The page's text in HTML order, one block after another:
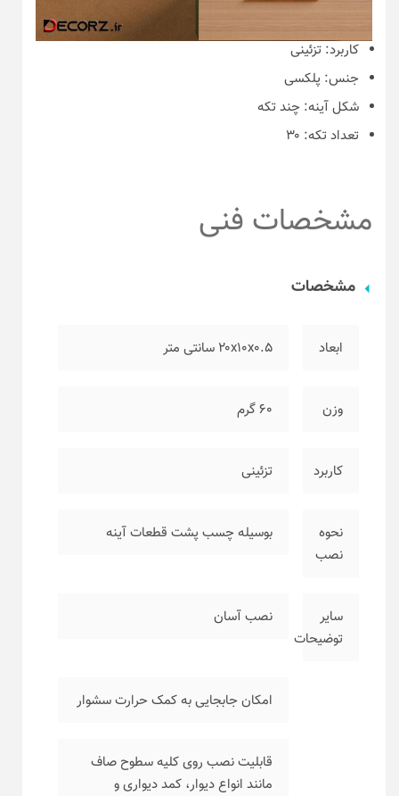
کاربرد: تزئینی
جنس: پلکسی
شکل آینه: چند تکه
تعداد تکه: ۳۰
مشخصات فنی
مشخصات
ابعاد ۲۰x10x0.5 سانتی متر
وزن ۶۰ گرم
کاربرد تزئینی
نحوه
نصب
بوسیله چسب پشت قطعات آینه
سایر
توضیحات
نصب آسان
امکان جابجایی به کمک حرارت سشوار
قابلیت نصب روی کلیه سطوح صاف
مانند انواع دیوار، کمد دیواری و